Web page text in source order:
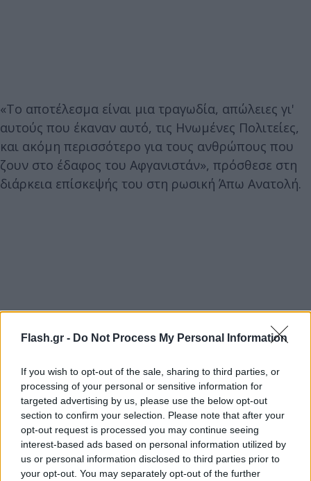
Flash.gr - Do Not Process My Personal Information
If you wish to opt-out of the sale, sharing to third parties, or
processing of your personal or sensitive information for
targeted advertising by us, please use the below opt-out
section to confirm your selection. Please note that after your
opt-out request is processed you may continue seeing
interest-based ads based on personal information utilized by
us or personal information disclosed to third parties prior to
your opt-out. You may separately opt-out of the further
«Το αποτέλεσμα είναι μια τραγωδία, απώλειες γι'
αυτούς που έκαναν αυτό, τις Ηνωμένες Πολιτείες,
και ακόμη περισσότερο για τους ανθρώπους που
ζουν στο έδαφος του Αφγανιστάν», πρόσθεσε στη
διάρκεια επίσκεψής του στη ρωσική Άπω Ανατολή.